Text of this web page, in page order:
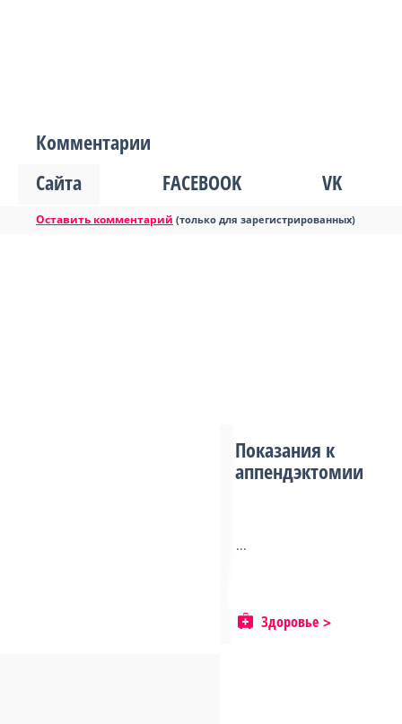
Комментарии
Сайта
FACEBOOK VK
Оставить комментарий (только для зарегистрированных)
Показания к
аппендэктомии
...
Здоровье